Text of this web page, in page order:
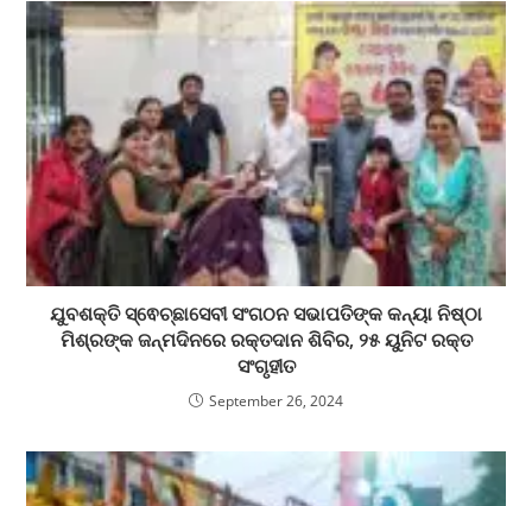
ଯୁବଶକ୍ତି ସ୍ଵେଚ୍ଛାସେବୀ ସଂଗଠନ ସଭାପତିଙ୍କ କନ୍ୟା ନିଷ୍ଠା
ମିଶ୍ରଙ୍କ ଜନ୍ମଦିନରେ ରକ୍ତଦାନ ଶିବିର, ୨୫ ୟୁନିଟ ରକ୍ତ
ସଂଗୃହୀତ
September 26, 2024